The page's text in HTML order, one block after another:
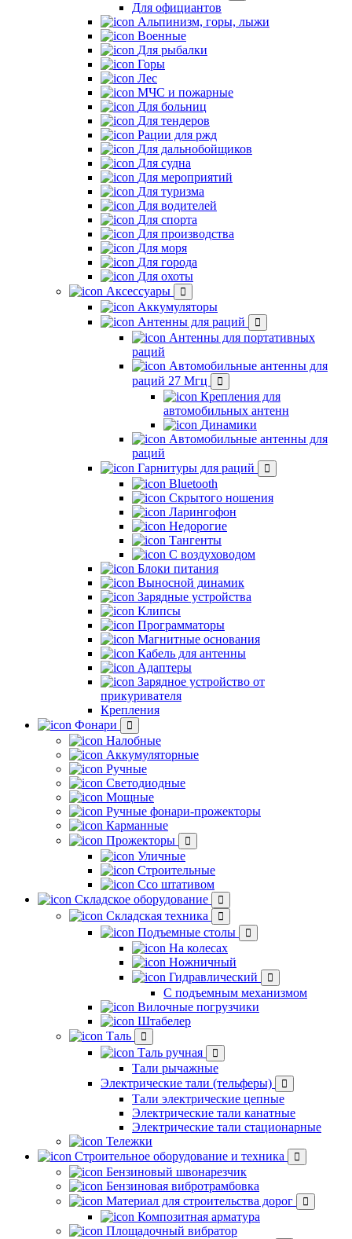
Для официантов
Альпинизм, горы, лыжи
Военные
Для рыбалки
Горы
Лес
МЧС и пожарные
Для больниц
Для тендеров
Рации для ржд
Для дальнобойщиков
Для судна
Для мероприятий
Для туризма
Для водителей
Для спорта
Для производства
Для моря
Для города
Для охоты
Аксессуары
Аккумуляторы
Антенны для раций
Антенны для портативных
раций
Автомобильные антенны для
раций 27 Мгц
Крепления для
автомобильных антенн
Динамики
Автомобильные антенны для
раций
Гарнитуры для раций
Bluetooth
Скрытого ношения
Ларингофон
Недорогие
Тангенты
С воздуховодом
Блоки питания
Выносной динамик
Зарядные устройства
Клипсы
Программаторы
Магнитные основания
Кабель для антенны
Адаптеры
Зарядное устройство от
прикуривателя
Крепления
Фонари
Налобные
Аккумуляторные
Ручные
Светодиодные
Мощные
Ручные фонари-прожекторы
Карманные
Прожекторы
Уличные
Строительные
Ссо штативом
Складское оборудование
Складская техника
Подъемные столы
На колесах
Ножничный
Гидравлический
С подъемным механизмом
Вилочные погрузчики
Штабелер
Таль
Таль ручная
Тали рычажные
Электрические тали (тельферы)
Тали электрические цепные
Электрические тали канатные
Электрические тали стационарные
Тележки
Строительное оборудование и техника
Бензиновый швонарезчик
Бензиновая вибротрамбовка
Материал для строительства дорог
Композитная арматура
Площадочный вибратор